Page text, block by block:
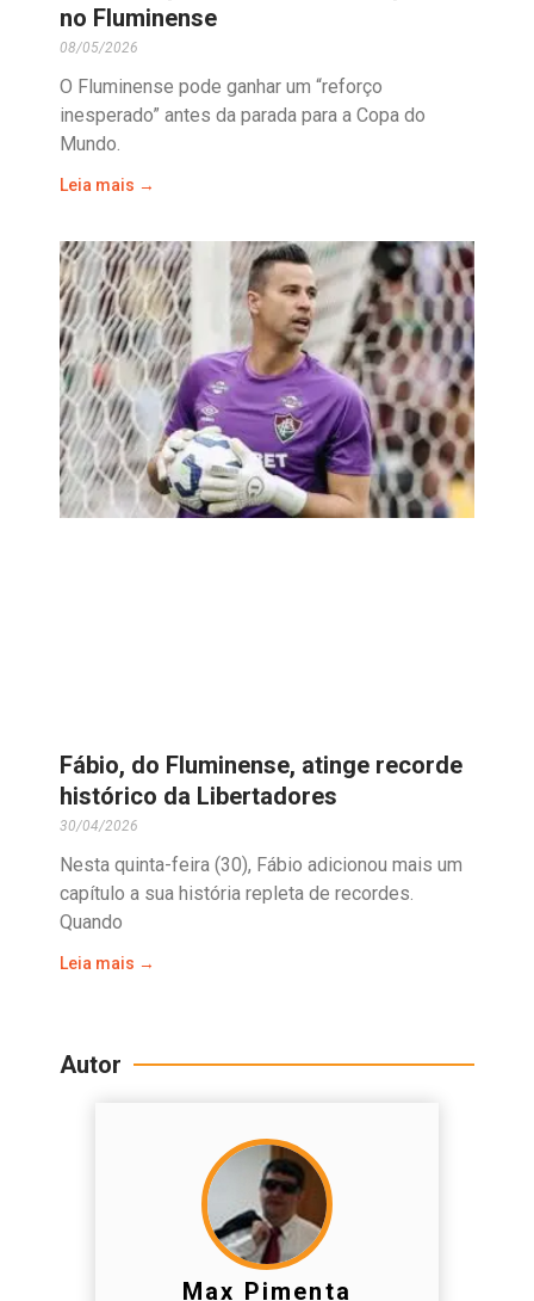
no Fluminense
08/05/2026
O Fluminense pode ganhar um “reforço
inesperado” antes da parada para a Copa do
Mundo.
Leia mais →
Fábio, do Fluminense, atinge recorde
histórico da Libertadores
30/04/2026
Nesta quinta-feira (30), Fábio adicionou mais um
capítulo a sua história repleta de recordes.
Quando
Leia mais →
Autor
Max Pimenta